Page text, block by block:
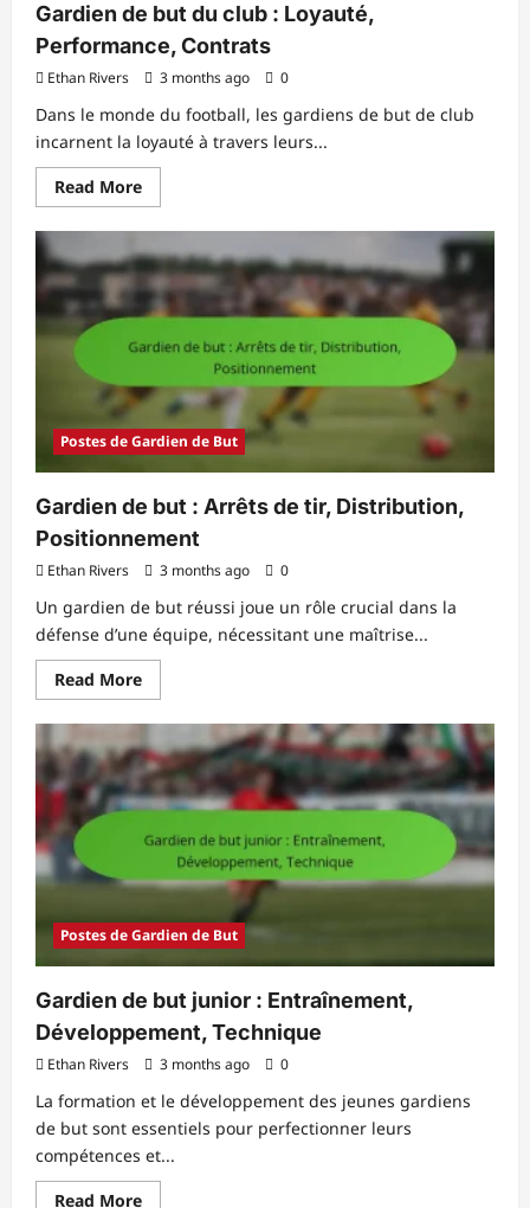
Gardien de but du club : Loyauté,
Performance, Contrats
Ethan Rivers 3 months ago 0
Dans le monde du football, les gardiens de but de club
incarnent la loyauté à travers leurs...
Read MoreRead
more
Gardien
de
but
du
club
:
Performance,
Postes de Gardien de But
Gardien de but : Arrêts de tir, Distribution,
Positionnement
Ethan Rivers 3 months ago 0
Un gardien de but réussi joue un rôle crucial dans la
défense d’une équipe, nécessitant une maîtrise...
Read MoreRead
more
Gardien
de
but
:
Arrêts
de
Distribution,
Positionnement
Postes de Gardien de But
Gardien de but junior : Entraînement,
Développement, Technique
Ethan Rivers 3 months ago 0
La formation et le développement des jeunes gardiens
de but sont essentiels pour perfectionner leurs
compétences et...
Read MoreRead